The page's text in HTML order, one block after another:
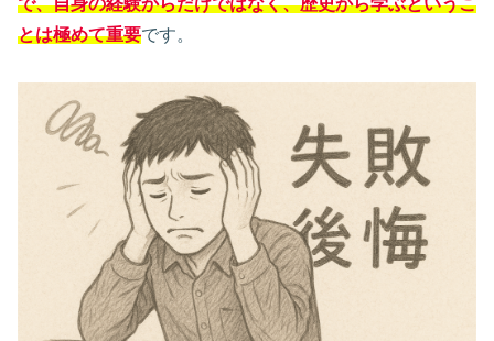
で、自身の経験からだけではなく、歴史から学ぶというこ
とは極めて重要です。